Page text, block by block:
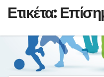
Ετικέτα: